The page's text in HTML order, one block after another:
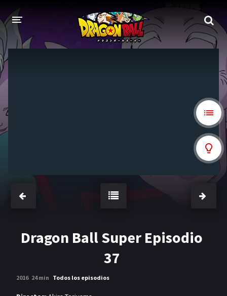
PELÍCULAS
MANGAS
Dragon Ball Super Episodio
37
2016 24 min Todos los episodios